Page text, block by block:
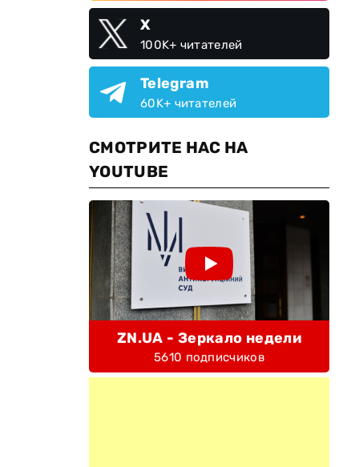
X
100K+ читателей
Telegram
60K+ читателей
СМОТРИТЕ НАС НА
YOUTUBE
ZN.UA - Зеркало недели
5610 подписчиков